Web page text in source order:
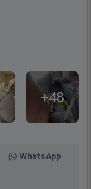
+48
WhatsApp